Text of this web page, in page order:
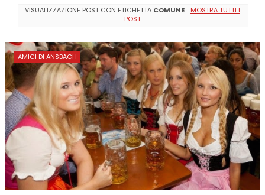
VISUALIZZAZIONE POST CON ETICHETTA COMUNE. MOSTRA TUTTI I
POST
AMICI DI ANSBACH